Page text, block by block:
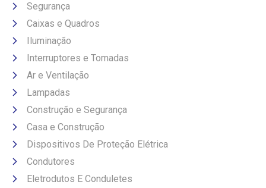
Segurança
Caixas e Quadros
Iluminação
Interruptores e Tomadas
Ar e Ventilação
Lampadas
Construção e Segurança
Casa e Construção
Dispositivos De Proteção Elétrica
Condutores
Eletrodutos E Conduletes